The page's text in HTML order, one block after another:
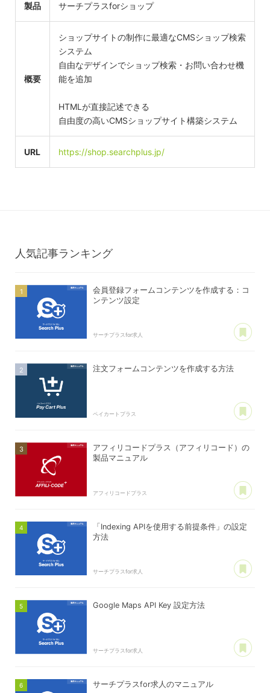
製品 サーチプラスforショップ
概要
ショップサイトの制作に最適なCMSショップ検索
システム
自由なデザインでショップ検索・お問い合わせ機
能を追加
HTMLが直接記述できる
自由度の高いCMSショップサイト構築システム
URL https://shop.searchplus.jp/
人気記事ランキング
会員登録フォームコンテンツを作成する：コ
ンテンツ設定
サーチプラスfor求人
注文フォームコンテンツを作成する方法
ペイカートプラス
アフィリコードプラス（アフィリコード）の
製品マニュアル
アフィリコードプラス
「Indexing APIを使用する前提条件」の設定
方法
サーチプラスfor求人
Google Maps API Key 設定方法
サーチプラスfor求人
サーチプラスfor求人のマニュアル